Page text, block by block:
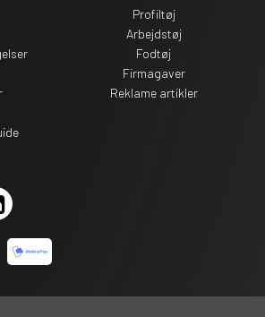
Profiltøj
Arbejdstøj
Fodtøj
Firmagaver
Reklame artikler